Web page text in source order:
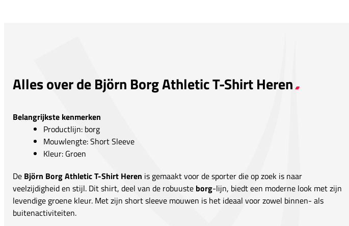
Alles over de Björn Borg Athletic T-Shirt Heren
Belangrijkste kenmerken
Productlijn: borg
Mouwlengte: Short Sleeve
Kleur: Groen
De Björn Borg Athletic T-Shirt Heren is gemaakt voor de sporter die op zoek is naar
veelzijdigheid en stijl. Dit shirt, deel van de robuuste borg-lijn, biedt een moderne look met zijn
levendige groene kleur. Met zijn short sleeve mouwen is het ideaal voor zowel binnen- als
buitenactiviteiten.